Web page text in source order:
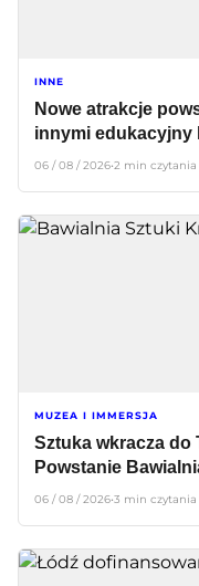
INNE
Nowe atrakcje
innymi edukacyjny
06 / 08 / 2026•2 min czytania
MUZEA I IMMERSJA
Sztuka wkracza do
Powstanie
06 / 08 / 2026•3 min czytania